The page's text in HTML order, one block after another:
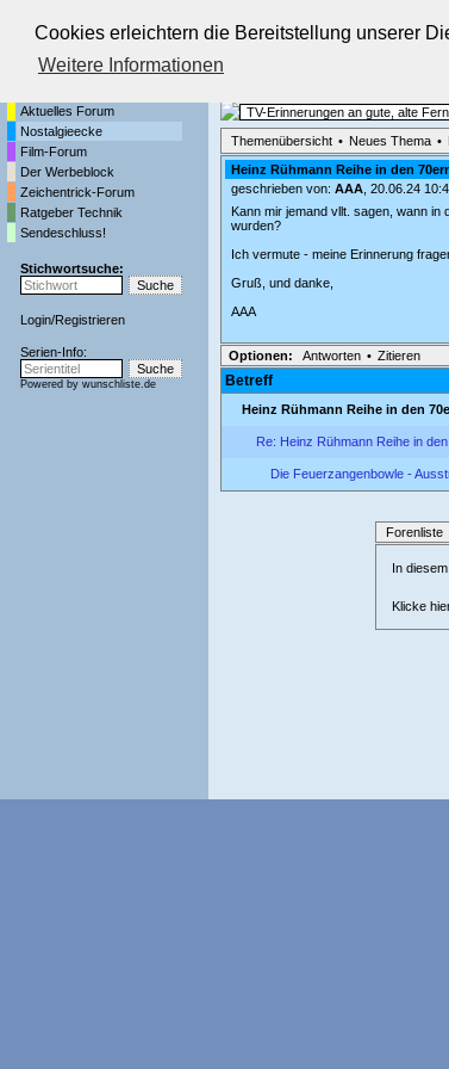
Cookies erleichtern die Bereitstellung unserer
Weitere Informationen
Die Fernseh-Diskussionsforen von
Aktuelles Forum
Nostalgieecke
Film-Forum
Der Werbeblock
Zeichentrick-Forum
Ratgeber Technik
Sendeschluss!
Stichwortsuche:
Login/Registrieren
Serien-Info:
Powered by wunschliste.de
TV-Erinnerungen an gute, alte
Themenübersicht • Neues Thema •
Heinz Rühmann Reihe in den
geschrieben von: AAA, 20.06.24
Kann mir jemand vllt. sagen, wann
wurden?
Ich vermute - meine Erinnerung
Gruß, und danke,
AAA
Optionen: Antworten • Zitieren
Betreff
Heinz Rühmann Reihe in den
Re: Heinz Rühmann Reihe in
Die Feuerzangenbowle -
Forenliste
In
Klicke